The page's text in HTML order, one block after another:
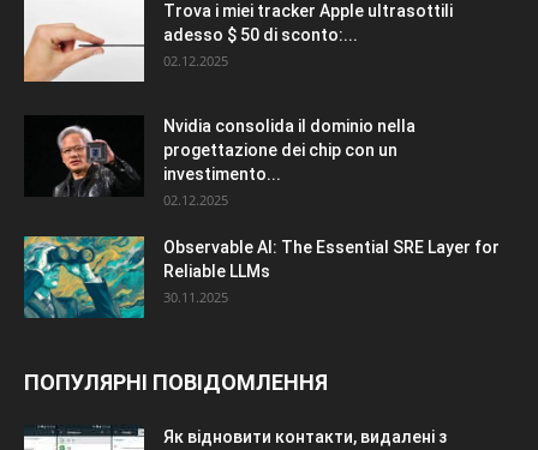
Trova i miei tracker Apple ultrasottili
adesso $ 50 di sconto:...
02.12.2025
Nvidia consolida il dominio nella
progettazione dei chip con un
investimento...
02.12.2025
Observable AI: The Essential SRE Layer for
Reliable LLMs
30.11.2025
ПОПУЛЯРНІ ПОВІДОМЛЕННЯ
Як відновити контакти, видалені з